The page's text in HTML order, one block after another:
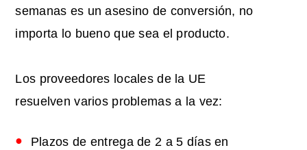
semanas es un asesino de conversión, no
importa lo bueno que sea el producto.
Los proveedores locales de la UE
resuelven varios problemas a la vez:
Plazos de entrega de 2 a 5 días en